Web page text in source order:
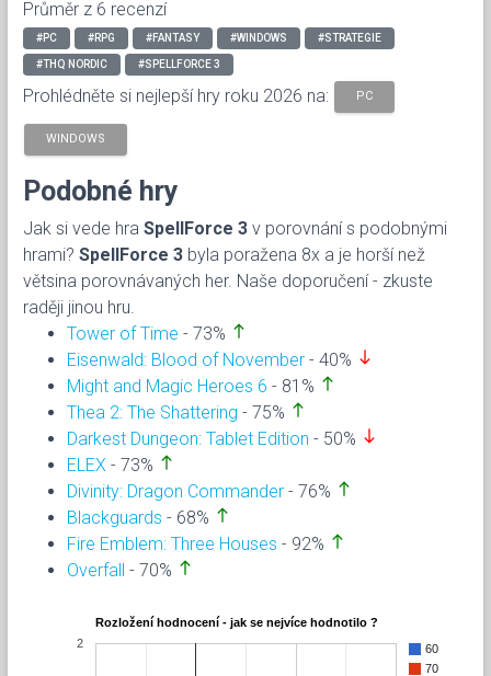
Průměr z 6 recenzí
#PC #RPG #FANTASY #WINDOWS #STRATEGIE
#THQ NORDIC #SPELLFORCE 3
Prohlédněte si nejlepší hry roku 2026 na: PC
WINDOWS
Podobné hry
Jak si vede hra SpellForce 3 v porovnání s podobnými
hrami? SpellForce 3 byla poražena 8x a je horší než
větsina porovnávaných her. Naše doporučení - zkuste
raději jinou hru.
Tower of Time - 73% north
Eisenwald: Blood of November - 40% south
Might and Magic Heroes 6 - 81% north
Thea 2: The Shattering - 75% north
Darkest Dungeon: Tablet Edition - 50% south
ELEX - 73% north
Divinity: Dragon Commander - 76% north
Blackguards - 68% north
Fire Emblem: Three Houses - 92% north
Overfall - 70% north
Rozložení hodnocení - jak se nejvíce hodnotilo ?
60
70
2